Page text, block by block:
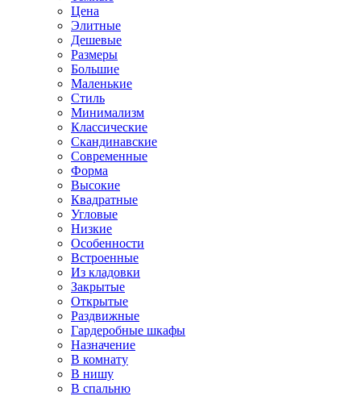
Цена
Элитные
Дешевые
Размеры
Большие
Маленькие
Стиль
Минимализм
Классические
Скандинавские
Современные
Форма
Высокие
Квадратные
Угловые
Низкие
Особенности
Встроенные
Из кладовки
Закрытые
Открытые
Раздвижные
Гардеробные шкафы
Назначение
В комнату
В нишу
В спальню